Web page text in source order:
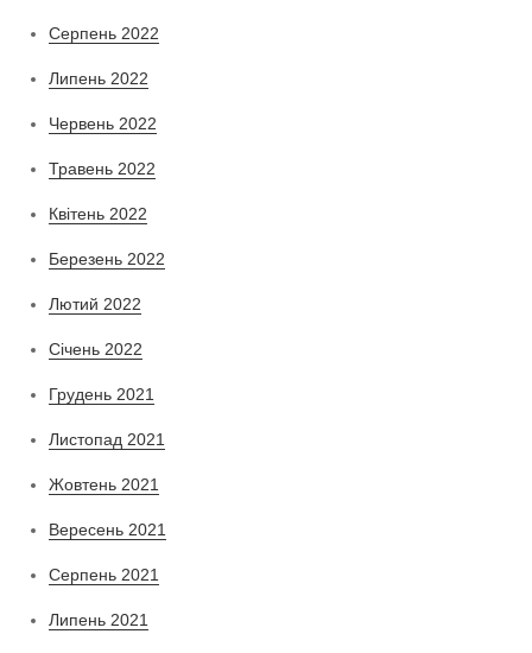
Серпень 2022
Липень 2022
Червень 2022
Травень 2022
Квітень 2022
Березень 2022
Лютий 2022
Січень 2022
Грудень 2021
Листопад 2021
Жовтень 2021
Вересень 2021
Серпень 2021
Липень 2021